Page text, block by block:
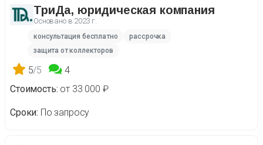
ТриДа, юридическая компания
Основано в 2023 г.
консультация бесплатно
рассрочка
защита от коллекторов
5/5
4
Стоимость от 33 000 ₽
Сроки По запросу